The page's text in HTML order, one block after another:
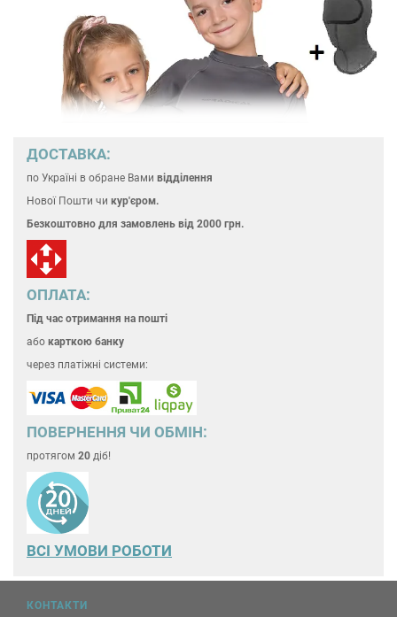
Дитина з радістю зможе його використовувати вдома
ДОСТАВКА:
по Україні в обране Вами відділення
Нової Пошти чи кур'єром.
Безкоштовно для замовлень від 2000 грн.
ОПЛАТА:
Під час отримання на пошті
або карткою банку
через платіжні системи:
ПОВЕРНЕННЯ ЧИ ОБМІН:
протягом 20 діб!
ВСІ УМОВИ РОБОТИ
КОНТАКТИ